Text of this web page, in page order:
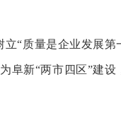
“质量是企业发展第
阜新“两市四区”建设